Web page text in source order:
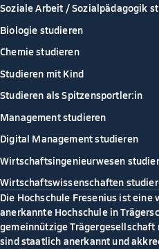
Soziale Arbeit / Sozialpädagogik
Biologie studieren
Chemie studieren
Studieren mit Kind
Studieren als Spitzensportler:in
Management studieren
Digital Management studieren
Wirtschaftsingenieurwesen
Wirtschaftswissenschaften
Die Hochschule Fresenius ist eine
anerkannte Hochschule in
gemeinnützige Trägergesellschaft
sind staatlich anerkannt und